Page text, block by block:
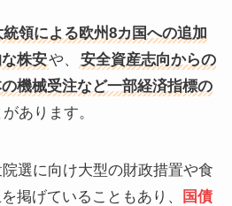
統領による欧州8カ国への追加
株安や、
安全資産志向からの
機械受注など一部経済指標の
あります。
選に向け大型の財政措置や食
掲げていることもあり、
国債